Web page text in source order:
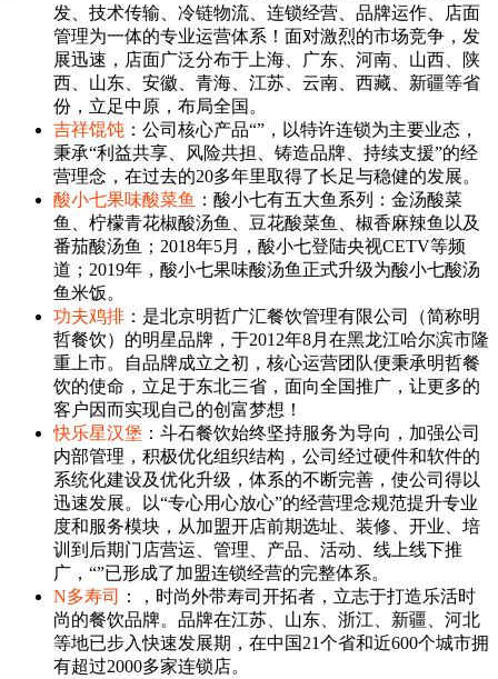
发、技术传输、冷链物流、连锁经营、品牌运作、店面
管理为一体的专业运营体系！面对激烈的市场竞争，发
展迅速，店面广泛分布于上海、广东、河南、山西、陕
西、山东、安徽、青海、江苏、云南、西藏、新疆等省
份，立足中原，布局全国。
吉祥馄饨 ：公司核心产品“”，以特许连锁为主要业态，
秉承“利益共享、风险共担、铸造品牌、持续支援”的经
营理念，在过去的20多年里取得了长足与稳健的发展。
酸小七果味酸菜鱼 ：酸小七有五大鱼系列：金汤酸菜
鱼、柠檬青花椒酸汤鱼、豆花酸菜鱼、椒香麻辣鱼以及
番茄酸汤鱼；2018年5月，酸小七登陆央视CETV等频
道；2019年，酸小七果味酸汤鱼正式升级为酸小七酸汤
鱼米饭。
功夫鸡排 ：是北京明哲广汇餐饮管理有限公司（简称明
哲餐饮）的明星品牌，于2012年8月在黑龙江哈尔滨市隆
重上市。自品牌成立之初，核心运营团队便秉承明哲餐
饮的使命，立足于东北三省，面向全国推广，让更多的
客户因而实现自己的创富梦想！
快乐星汉堡 ：斗石餐饮始终坚持服务为导向，加强公司
内部管理，积极优化组织结构，公司经过硬件和软件的
系统化建设及优化升级，体系的不断完善，使公司得以
迅速发展。以“专心用心放心”的经营理念规范提升专业
度和服务模块，从加盟开店前期选址、装修、开业、培
训到后期门店营运、管理、产品、活动、线上线下推
广，“”已形成了加盟连锁经营的完整体系。
N多寿司
：，时尚外带寿司开拓者，立志于打造乐活时
尚的餐饮品牌。品牌在江苏、山东、浙江、新疆、河北
等地已步入快速发展期，在中国21个省和近600个城市拥
有超过2000多家连锁店。